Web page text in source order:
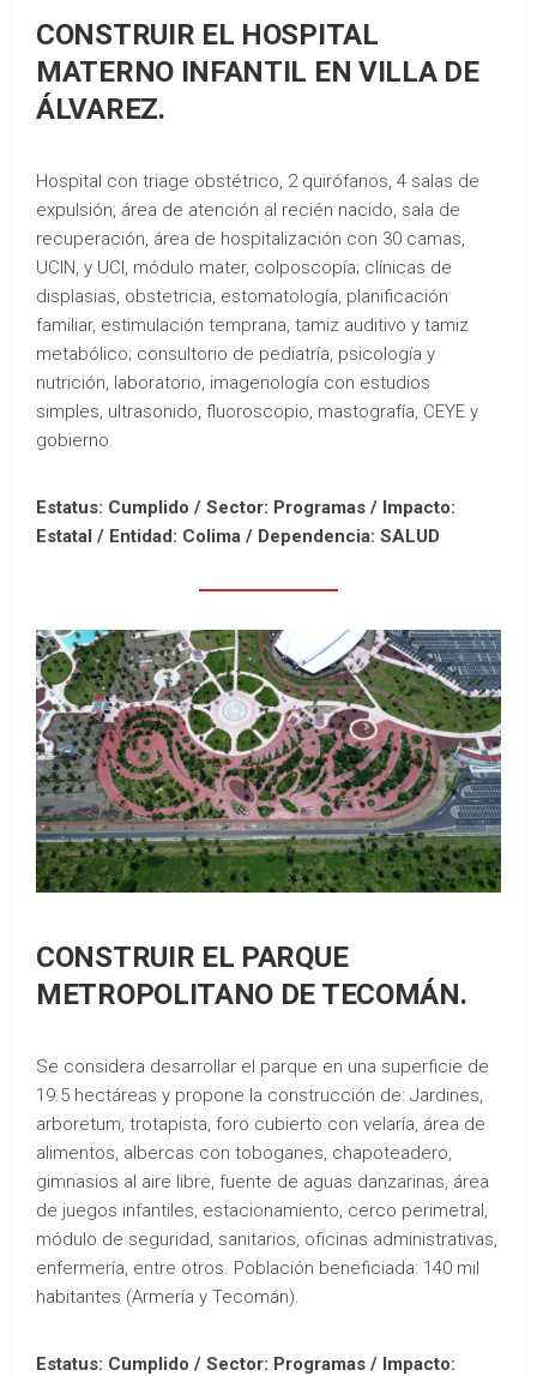
CONSTRUIR EL HOSPITAL
MATERNO INFANTIL EN VILLA DE
ÁLVAREZ.
Hospital con triage obstétrico, 2 quirófanos, 4 salas de
expulsión, área de atención al recién nacido, sala de
recuperación, área de hospitalización con 30 camas,
UCIN, y UCI, módulo mater, colposcopía; clínicas de
displasias, obstetricia, estomatología, planificación
familiar, estimulación temprana, tamiz auditivo y tamiz
metabólico; consultorio de pediatría, psicología y
nutrición, laboratorio, imagenología con estudios
simples, ultrasonido, fluoroscopio, mastografía, CEYE y
gobierno.
Estatus: Cumplido / Sector: Programas / Impacto:
Estatal / Entidad: Colima / Dependencia: SALUD
CONSTRUIR EL PARQUE
METROPOLITANO DE TECOMÁN.
Se considera desarrollar el parque en una superficie de
19.5 hectáreas y propone la construcción de: Jardines,
arboretum, trotapista, foro cubierto con velaría, área de
alimentos, albercas con toboganes, chapoteadero,
gimnasios al aire libre, fuente de aguas danzarinas, área
de juegos infantiles, estacionamiento, cerco perimetral,
módulo de seguridad, sanitarios, oficinas administrativas,
enfermería, entre otros. Población beneficiada: 140 mil
habitantes (Armería y Tecomán).
Estatus: Cumplido / Sector: Programas / Impacto: